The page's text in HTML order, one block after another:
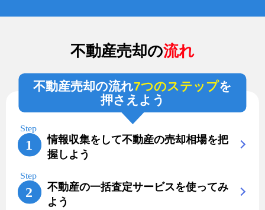
不動産売却の流れ
不動産売却の流れ7つのステップを
押さえよう
情報収集をして不動産の売却相場を把
握しよう
不動産の一括査定サービスを使ってみ
よう